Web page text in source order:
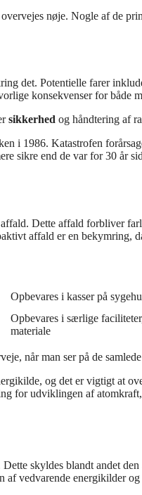
nøje. Nogle af de
det. Potentielle farer
konsekvenser for både
sikkerhed og håndtering af
i 1986. Katastrofen
sikre end de var for 30 år
Dette affald forbliver
affald er en bekymring,
Opbevares i kasser på
Opbevares i særlige
materiale
når man ser på de
og det er vigtigt at
for udviklingen af
skyldes blandt andet
af vedvarende energikilder